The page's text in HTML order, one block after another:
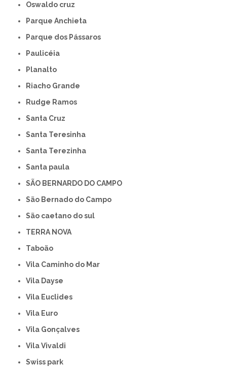
Oswaldo cruz
Parque Anchieta
Parque dos Pássaros
Paulicéia
Planalto
Riacho Grande
Rudge Ramos
Santa Cruz
Santa Teresinha
Santa Terezinha
Santa paula
SÃO BERNARDO DO CAMPO
São Bernado do Campo
São caetano do sul
TERRA NOVA
Taboão
Vila Caminho do Mar
Vila Dayse
Vila Euclides
Vila Euro
Vila Gonçalves
Vila Vivaldi
swiss park